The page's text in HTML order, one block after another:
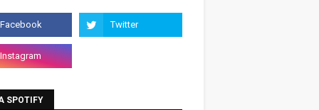
SPOTIFY